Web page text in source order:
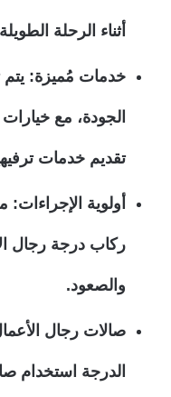
أثناء الرحلة
خدمات مُميزة:
الجودة، مع
تقديم خدمات
أولوية الإجراءات:
ركاب درجة رجال
والصعود.
صالات رجال
الدرجة استخدام